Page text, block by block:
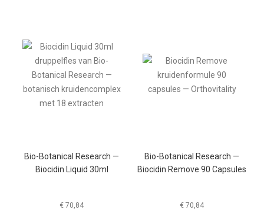
Bio-Botanical Research —
Biocidin Liquid 30ml
€ 70,84
Bio-Botanical Research —
Biocidin Remove 90 Capsules
€ 70,84